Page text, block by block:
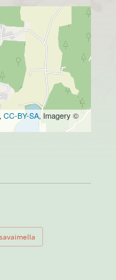
CC-BY-SA, Imagery ©